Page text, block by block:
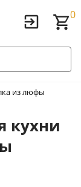
0
из люфы
кухни